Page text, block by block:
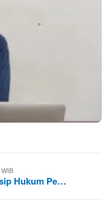
Hukum Pe…